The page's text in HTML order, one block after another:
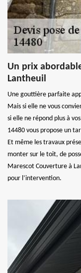
Un prix
Lantheuil
Une gouttière parfaite
Mais si elle ne vous
si elle ne répond plus à
14480 vous propose un
Et même les travaux
monter sur le toit, de
Marescot Couverture à
pour l’intervention.